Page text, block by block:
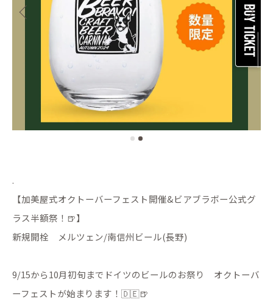
.
【加美屋式オクトーバーフェスト開催&ビアブラボー公式グ
ラス半額祭！🍺】
新規開栓 メルツェン/南信州ビール(長野)
9/15から10月初旬までドイツのビールのお祭り オクトーバ
ーフェストが始まります！🇩🇪🍺